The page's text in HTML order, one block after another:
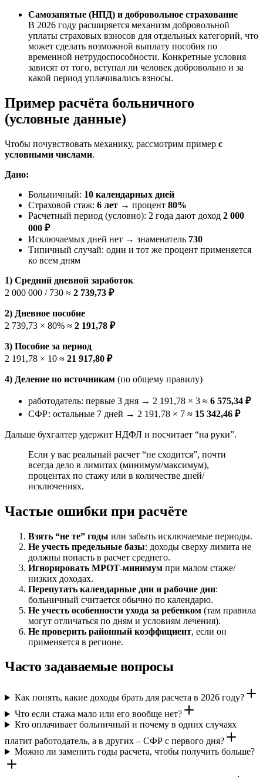
Самозанятые (НПД) и добровольное страхование
В 2026 году расширяется механизм добровольной
уплаты страховых взносов для отдельных категорий, что
может сделать возможной выплату пособия по
временной нетрудоспособности. Конкретные условия
зависят от того, вступал ли человек добровольно и за
какой период уплачивались взносы.
Пример расчёта больничного
(условные данные)
Чтобы почувствовать механику, рассмотрим пример с
условными числами.
Дано:
Больничный: 10 календарных дней
Страховой стаж: 6 лет → процент 80%
Расчетный период (условно): 2 года дают доход 2 000
000 ₽
Исключаемых дней нет → знаменатель 730
Типичный случай: один и тот же процент применяется
ко всем дням
1) Средний дневной заработок
2 000 000 / 730 ≈ 2 739,73 ₽
2) Дневное пособие
2 739,73 × 80% ≈ 2 191,78 ₽
3) Пособие за период
2 191,78 × 10 ≈ 21 917,80 ₽
4) Деление по источникам (по общему правилу)
работодатель: первые 3 дня → 2 191,78 × 3 ≈ 6 575,34 ₽
СФР: остальные 7 дней → 2 191,78 × 7 ≈ 15 342,46 ₽
Дальше бухгалтер удержит НДФЛ и посчитает “на руки”.
Если у вас реальный расчет “не сходится”, почти
всегда дело в лимитах (минимум/максимум),
процентах по стажу или в количестве дней/
исключениях.
Частые ошибки при расчёте
Взять “не те” годы или забыть исключаемые периоды.
Не учесть предельные базы: доходы сверху лимита не
должны попасть в расчет среднего.
Игнорировать МРОТ-минимум при малом стаже/
низких доходах.
Перепутать календарные дни и рабочие дни:
больничный считается обычно по календарю.
Не учесть особенности ухода за ребенком (там правила
могут отличаться по дням и условиям лечения).
Не проверить районный коэффициент, если он
применяется в регионе.
Часто задаваемые вопросы
Как понять, какие доходы брать для расчета в 2026 году?
Что если стажа мало или его вообще нет?
Кто оплачивает больничный и почему в одних случаях
платит работодатель, а в других – СФР с первого дня?
Можно ли заменить годы расчета, чтобы получить больше?